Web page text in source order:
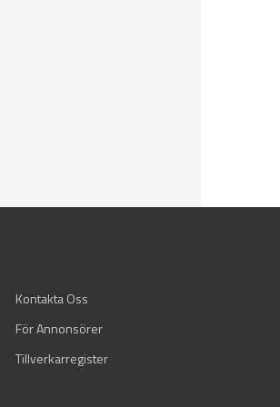
Kontakta Oss
För Annonsörer
Tillverkarregister